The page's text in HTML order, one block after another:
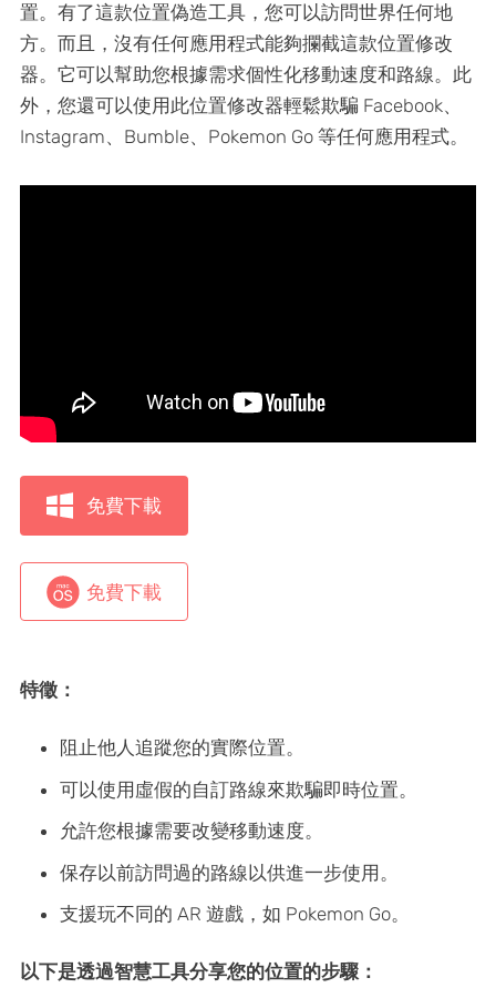
置。有了這款位置偽造工具，您可以訪問世界任何地
方。而且，沒有任何應用程式能夠攔截這款位置修改
器。它可以幫助您根據需求個性化移動速度和路線。此
外，您還可以使用此位置修改器輕鬆欺騙 Facebook、
Instagram、Bumble、Pokemon Go 等任何應用程式。
免費下載
免費下載
特徵：
阻止他人追蹤您的實際位置。
可以使用虛假的自訂路線來欺騙即時位置。
允許您根據需要改變移動速度。
保存以前訪問過的路線以供進一步使用。
支援玩不同的 AR 遊戲，如 Pokemon Go。
以下是透過智慧工具分享您的位置的步驟：